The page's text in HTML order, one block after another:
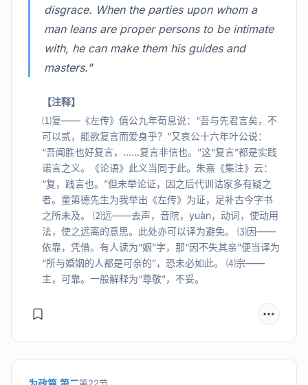
disgrace. When the parties upon whom a
man leans are proper persons to be intimate
with, he can make them his guides and
masters."
【注释】
⑴复——《左传》僖公九年荀息说：“吾与先君言矣，不
可以贰，能欲复言而爱身乎？”又哀公十六年叶公说：
“吾闻胜也好复言，……复言非信也。”这“复言”都是实践
诺言之义。《论语》此义当同于此。朱熹《集注》云：
“复，践言也。”但未举论证，因之后代训诂家多有疑之
者。童第德先生为我举出《左传》为证，足补古今字书
之所未及。 ⑵远——去声，音院，yuàn，动词，使动用
法，使之远离的意思。此处亦可以译为避免。 ⑶因——
依靠，凭借。有人读为“姻”字，那“因不失其亲”便当译为
“所与婚姻的人都是可亲的”，恐未必如此。 ⑷宗——
主，可靠。一般解释为“尊敬”，不妥。